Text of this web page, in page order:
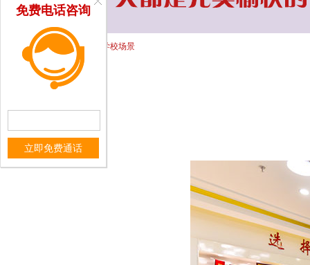
新闻中心 学校场景 / 学校场景
免费电话咨询
立即免费通话